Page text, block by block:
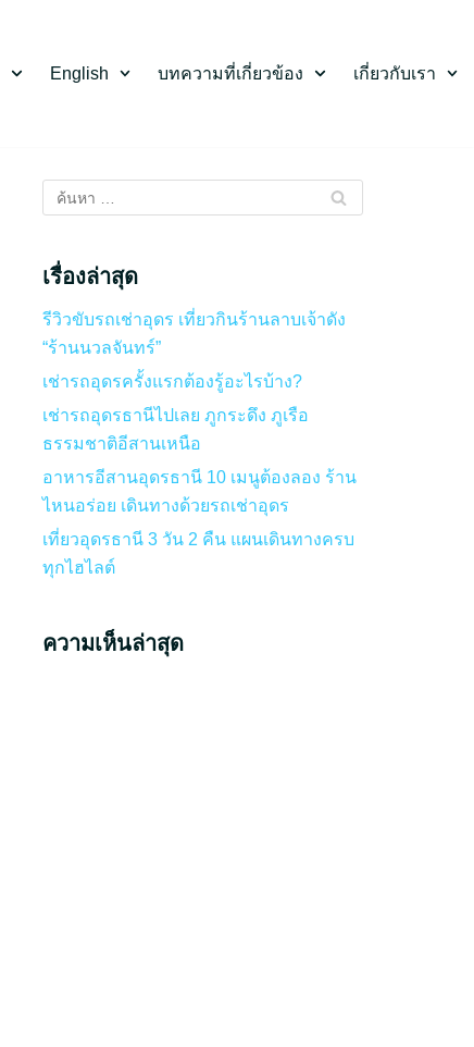
English บทความที่เกี่ยวข้อง เกี่ยวกับเรา
เรื่องล่าสุด
รีวิวขับรถเช่าอุดร เที่ยวกินร้านลาบเจ้าดัง
“ร้านนวลจันทร์”
เช่ารถอุดรครั้งแรกต้องรู้อะไรบ้าง?
เช่ารถอุดรธานีไปเลย ภูกระดึง ภูเรือ
ธรรมชาติอีสานเหนือ
อาหารอีสานอุดรธานี 10 เมนูต้องลอง ร้าน
ไหนอร่อย เดินทางด้วยรถเช่าอุดร
เที่ยวอุดรธานี 3 วัน 2 คืน แผนเดินทางครบ
ทุกไฮไลต์
ความเห็นล่าสุด